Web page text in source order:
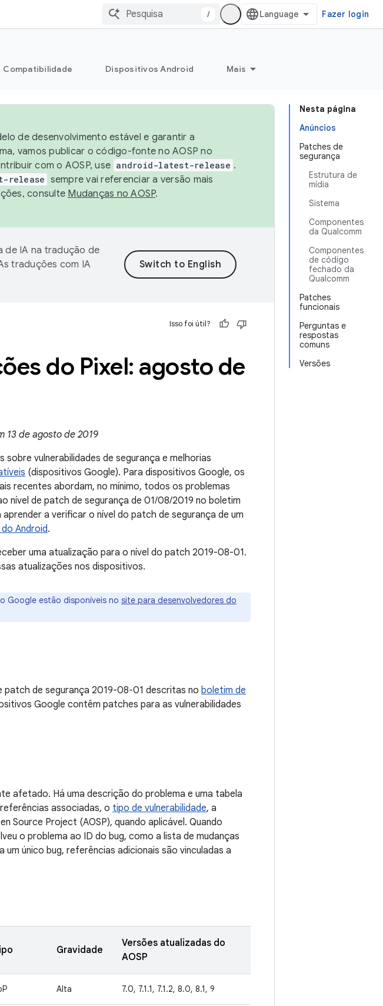
/ Fazer login
Compatibilidade Dispositivos Android Mais
Nesta página
Anúncios
Patches de
segurança
Estrutura de
mídia
Sistema
Componentes
da Qualcomm
Componentes
de código
fechado da
Qualcomm
Patches
funcionais
Perguntas e
respostas
comuns
Versões
de desenvolvimento estável e garantir a
vamos publicar o código-fonte no AOSP no
com o AOSP, use android-latest-release .
release sempre vai referenciar a versão mais
consulte Mudanças no AOSP.
de IA na tradução de
traduções com IA
Isso foi útil?
do Pixel: agosto de
13 de agosto de 2019
vulnerabilidades de segurança e melhorias
(dispositivos Google). Para dispositivos Google, os
recentes abordam, no mínimo, todos os problemas
nível de patch de segurança de 01/08/2019 no boletim
a verificar o nível do patch de segurança de um
Android.
uma atualização para o nível do patch 2019-08-01.
atualizações nos dispositivos.
Google estão disponíveis no site para desenvolvedores do
patch de segurança 2019-08-01 descritas no boletim de
Google contêm patches para as vulnerabilidades
afetado. Há uma descrição do problema e uma tabela
associadas, o tipo de vulnerabilidade, a
Source Project (AOSP), quando aplicável. Quando
o problema ao ID do bug, como a lista de mudanças
um único bug, referências adicionais são vinculadas a
Gravidade
Versões atualizadas do
AOSP
Alta 7.0, 7.1.1, 7.1.2, 8.0, 8.1, 9